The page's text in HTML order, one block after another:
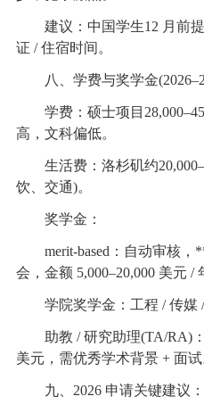
建议：中国学生12 月前提
证 / 住宿时间。
八、学费与奖学金
学费：硕士项目
高，文科偏低。
生活费：洛杉矶约
饮、交通)。
奖学金：
merit-based：自动审核，
会，金额 5,000–20,000 美元 /
学院奖学金：工程 / 传媒 /
助教 / 研究助理(TA/RA)：
美元，需优秀学术背景 + 面试
九、2026 申请关键建议：